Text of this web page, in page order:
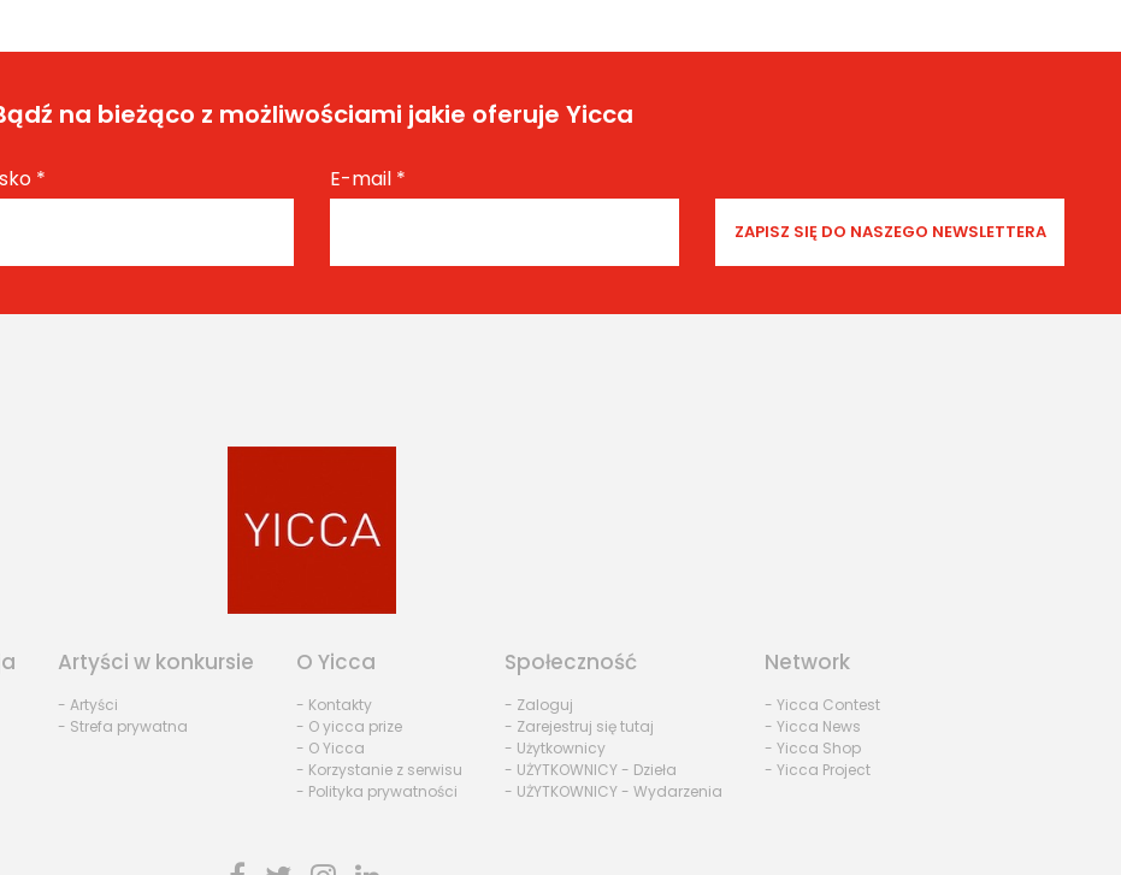
na bieżąco z możliwościami jakie oferuje Yicca
* E-mail *
Artyści w konkursie
- Artyści
- Strefa prywatna
O Yicca
- Kontakty
- O yicca prize
- O Yicca
- Korzystanie z serwisu
- Polityka prywatności
Społeczność
- Zaloguj
- Zarejestruj się tutaj
- Użytkownicy
- UŻYTKOWNICY - Dzieła
- UŻYTKOWNICY - Wydarzenia
Network
- Yicca Contest
- Yicca News
- Yicca Shop
- Yicca Project